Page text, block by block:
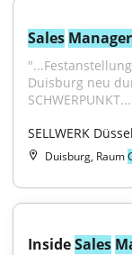
Sales Manager
Duisburg neu
SELLWERK
Duisburg, Raum
Inside Sales